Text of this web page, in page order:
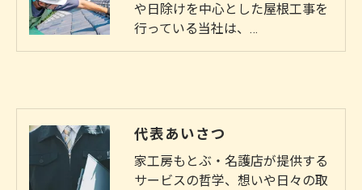
や日除けを中心とした屋根工事を
行っている当社は、…
代表あいさつ
家工房もとぶ・名護店が提供する
サービスの哲学、想いや日々の取